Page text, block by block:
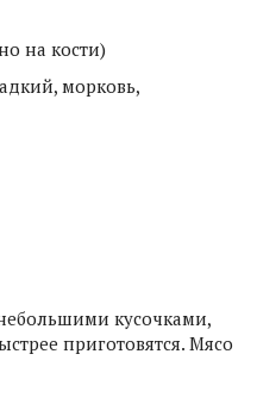
на кости)
морковь,
кусочками,
приготовятся. Мясо